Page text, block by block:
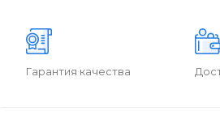
Гарантия качества